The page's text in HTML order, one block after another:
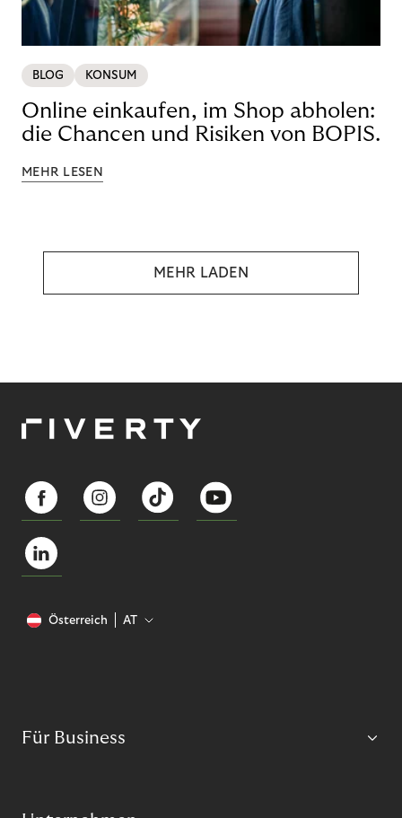
BLOG KONSUM
Online einkaufen, im Shop abholen:
die Chancen und Risiken von BOPIS.
MEHR LESEN
MEHR LADEN
Österreich AT
Für Business